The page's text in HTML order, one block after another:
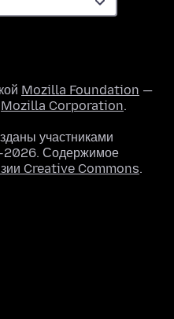
Mozilla Foundation —
Mozilla Corporation.
участниками
Содержимое
Creative Commons.